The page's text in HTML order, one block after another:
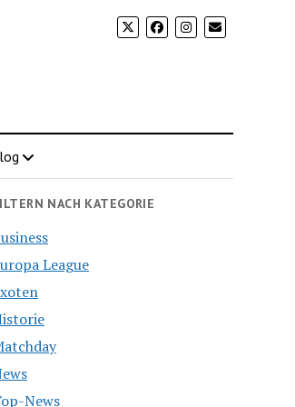
NACH KATEGORIE
League
News